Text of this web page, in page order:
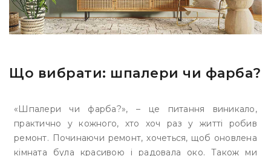
Що вибрати: шпалери чи фарба?
«Шпалери чи фарба?», – це питання виникало,
практично у кожного, хто хоч раз у житті робив
ремонт. Починаючи ремонт, хочеться, щоб оновлена
кімната була красивою і радовала око. Також ми